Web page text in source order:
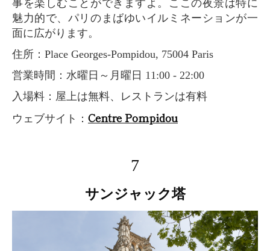
事を楽しむことができますよ。ここの夜景は特に
魅力的で、パリのまばゆいイルミネーションが一
面に広がります。
住所：Place Georges-Pompidou, 75004 Paris
営業時間：水曜日～月曜日 11:00 - 22:00
入場料：屋上は無料、レストランは有料
ウェブサイト： Centre Pompidou
7
サンジャック塔